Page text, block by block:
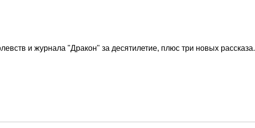
и журнала "Дракон" за десятилетие, плюс три новых рассказа.